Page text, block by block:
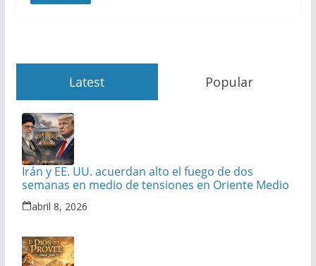
Latest Popular
Irán y EE. UU. acuerdan alto el fuego de dos
semanas en medio de tensiones en Oriente Medio
abril 8, 2026